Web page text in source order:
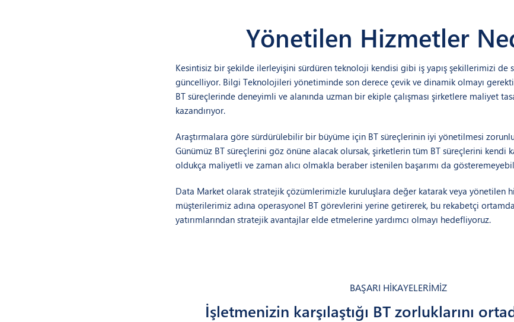
Yönetilen Hizmetler
Kesintisiz bir şekilde ilerleyişini sürdüren teknoloji kendisi gibi iş yapış şekillerimizi de
güncelliyor. Bilgi Teknolojileri yönetiminde son derece çevik ve dinamik olmayı
BT süreçlerinde deneyimli ve alanında uzman bir ekiple çalışması şirketlere maliyet
kazandırıyor.
Araştırmalara göre sürdürülebilir bir büyüme için BT süreçlerinin iyi yönetilmesi
Günümüz BT süreçlerini göz önüne alacak olursak, şirketlerin tüm BT süreçlerini kendi
oldukça maliyetli ve zaman alıcı olmakla beraber istenilen başarımı da
Data Market olarak stratejik çözümlerimizle kuruluşlara değer katarak veya yönetilen
müşterilerimiz adına operasyonel BT görevlerini yerine getirerek, bu rekabetçi
yatırımlarından stratejik avantajlar elde etmelerine yardımcı olmayı hedefliyoruz.​
BAŞARI HİKAYELERİMİZ
İşletmenizin karşılaştığı BT zorluklarını